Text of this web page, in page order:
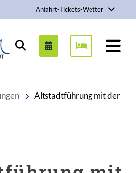
Anfahrt-Tickets-Wetter
Stadt Bad Wildungen
Suchen
Altstadtführung mit der